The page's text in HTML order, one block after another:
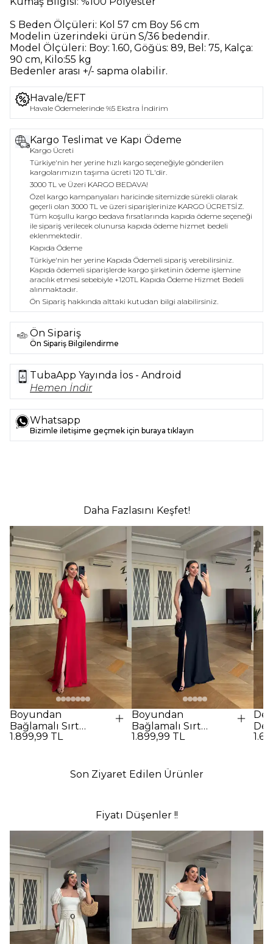
S Beden Ölçüleri: Kol 57 cm Boy 56 cm
Modelin üzerindeki ürün S/36 bedendir.
Model Ölçüleri: Boy: 1.60, Göğüs: 89, Bel: 75, Kalça:
90 cm, Kilo:55 kg
Bedenler arası +/- sapma olabilir.
Havale/EFT
Havale Ödemelerinde %5 Ekstra İndirim
Kargo Teslimat ve Kapı Ödeme
Kargo Ücreti
Türkiye'nin her yerine hızlı kargo seçeneğiyle gönderilen
kargolarımızın taşıma ücreti 120 TL'dir.
3000 TL ve Üzeri KARGO BEDAVA!
Özel kargo kampanyaları haricinde sitemizde sürekli olarak
geçerli olan 3000 TL ve üzeri siparişlerinize KARGO ÜCRETSİZ.
Tüm koşullu kargo bedava fırsatlarında kapıda ödeme seçeneği
ile sipariş verilecek olunursa kapıda ödeme hizmet bedeli
eklenmektedir.
Kapıda Ödeme
Türkiye'nin her yerine Kapıda Ödemeli sipariş verebilirsiniz.
Kapıda ödemeli siparişlerde kargo şirketinin ödeme işlemine
aracılık etmesi sebebiyle +120TL Kapıda Ödeme Hizmet Bedeli
alınmaktadır.
Ön Sipariş hakkında alttaki kutudan bilgi alabilirsiniz.
Ön Sipariş
Ön Sipariş Bilgilendirme
TubaApp Yayında İos - Android
Hemen İndir
Whatsapp
Bizimle iletişime geçmek için buraya tıklayın
Daha Fazlasını Keşfet!
Boyundan
Bağlamalı Sırt
Dekolteli Uzun
1.899,99 TL
Boyundan
Bağlamalı Sırt
Dekolteli Uzun
1.899,99 TL
Son Ziyaret Edilen Ürünler
Fiyatı Düşenler !!